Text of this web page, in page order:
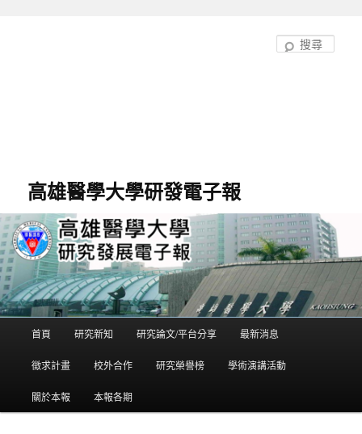
高雄醫學大學研發電子報
單
首頁 研究新知 研究論文/平台分享 最新消息
徵求計畫 校外合作 研究榮譽榜 學術演講活動
關於本報 本報各期